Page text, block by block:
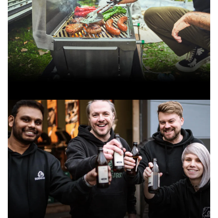
Zur EARL Serie
JONES Camping-Gasgrill: mobil,
aufklappbar und in 1 Minute
grillbereit!
JONES Serie entdecken